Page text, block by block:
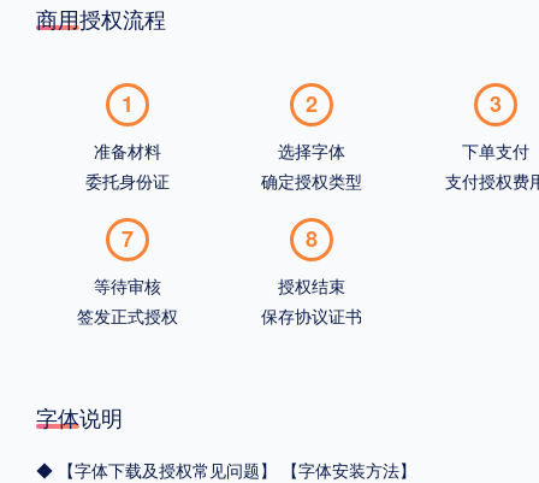
商用授权流程
1
准备材料
委托身份证
2
选择字体
确定授权类型
3
下单支付
支付授权费
7
等待审核
签发正式授权
8
授权结束
保存协议证书
字体说明
◆ 【字体下载及授权常见问题】
【字体安装方法】